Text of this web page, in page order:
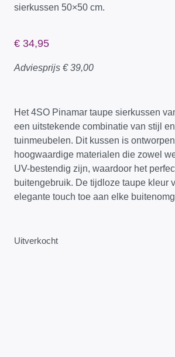
sierkussen 50×50 cm.
€ 34,95
Adviesprijs €39,00
Het 4SO Pinamar taupe sierkussen
een uitstekende combinatie van stijl
tuinmeubelen. Dit kussen is
hoogwaardige materialen die zowel
UV-bestendig zijn, waardoor het
buitengebruik. De tijdloze taupe kleur
elegante touch toe aan elke
Uitverkocht